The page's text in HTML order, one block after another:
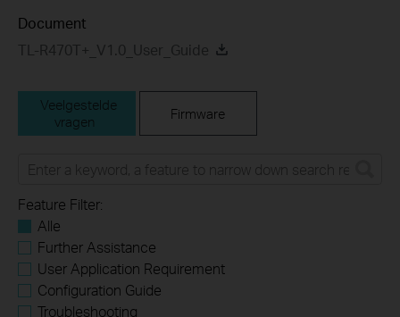
Document
TL-R470T+_V1.0_User_Guide
Veelgestelde
vragen
Firmware
Feature Filter:
Alle
Further Assistance
User Application Requirement
Configuration Guide
Troubleshooting